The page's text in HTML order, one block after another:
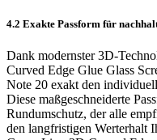
4.2 Exakte Passform für
Dank modernster 3D-
Curved Edge Glue Glass
Note 20 exakt den
Diese maßgeschneiderte
Rundumschutz, der alle
den langfristigen Werterhalt